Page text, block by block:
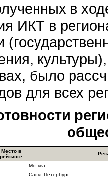
в
ИКТ в
было
для всех
Место в
рейтинге
Москва
Санкт-Петербург